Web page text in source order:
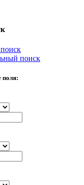
поиск
поля: